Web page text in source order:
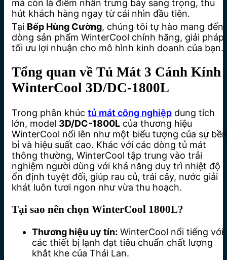
mà còn là điểm nhấn trưng bày sang trọng, thu
hút khách hàng ngay từ cái nhìn đầu tiên.
Tại Bếp Hùng Cường, chúng tôi tự hào mang đến
dòng sản phẩm WinterCool chính hãng, giải pháp
tối ưu lợi nhuận cho mô hình kinh doanh của bạn.
Tổng quan về Tủ Mát 3 Cánh Kính
WinterCool 3D/DC-1800L
Trong phân khúc tủ mát công nghiệp dung tích
lớn, model 3D/DC-1800L của thương hiệu
WinterCool nổi lên như một biểu tượng của sự bền
bỉ và hiệu suất cao. Khác với các dòng tủ mát
thông thường, WinterCool tập trung vào trải
nghiệm người dùng với khả năng duy trì nhiệt độ
ổn định tuyệt đối, giúp rau củ, trái cây, nước giải
khát luôn tươi ngon như vừa thu hoạch.
Tại sao nên chọn WinterCool 1800L?
Thương hiệu uy tín: WinterCool nổi tiếng với
các thiết bị lạnh đạt tiêu chuẩn chất lượng
khắt khe của Thái Lan.